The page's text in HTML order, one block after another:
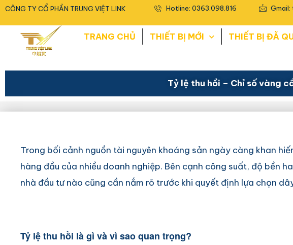
CÔNG TY CỔ PHẦN TRUNG VIỆT LINK Hotline: 0363.098.816 Gmail:
TRANG CHỦ THIẾT BỊ MỚI THIẾT BỊ ĐÃ
Tỷ lệ thu hồi – Chỉ số vàng
Trong bối cảnh nguồn tài nguyên khoáng sản ngày càng khan
hàng đầu của nhiều doanh nghiệp. Bên cạnh công suất, độ bền
nhà đầu tư nào cũng cần nắm rõ trước khi quyết định lựa chọn
Tỷ lệ thu hồi là gì và vì sao quan trọng?